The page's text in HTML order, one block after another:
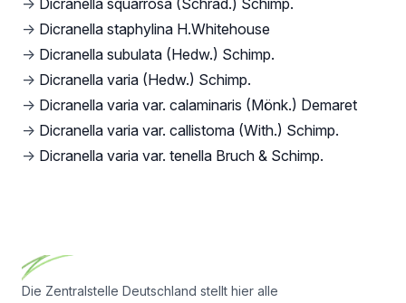
→ Dicranella staphylina H.Whitehouse
→ Dicranella subulata (Hedw.) Schimp.
→ Dicranella varia (Hedw.) Schimp.
→ Dicranella varia var. calaminaris (Mönk.) Demaret
→ Dicranella varia var. callistoma (With.) Schimp.
→ Dicranella varia var. tenella Bruch & Schimp.
Die Zentralstelle Deutschland stellt hier alle